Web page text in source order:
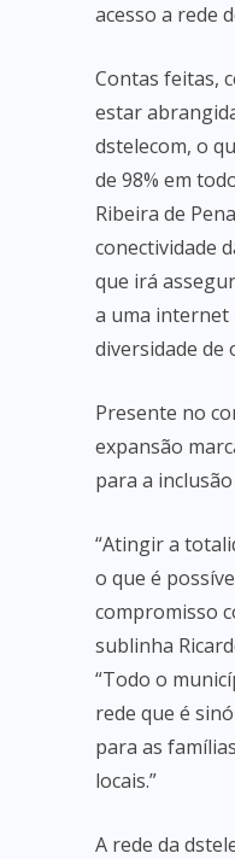
acesso a rede
Contas feitas,
estar
dstelecom, o
de 98% em
Ribeira de
conectividade
que irá
a uma internet
diversidade de
Presente no
expansão
para a
“Atingir a
o que é
compromisso
sublinha
“Todo o
rede que é
para as
locais.”
A rede da